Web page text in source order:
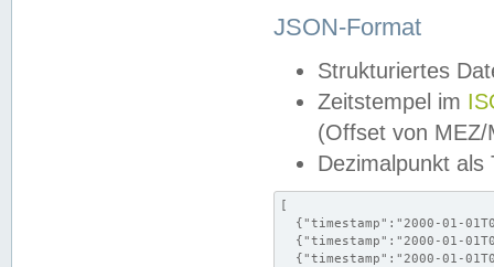
JSON-Format
Strukturiertes
Zeitstempel im
(Offset von MEZ/
Dezimalpunkt als
[
{"timestamp":"2000-01-
{"timestamp":"2000-01-
{"timestamp":"2000-01-